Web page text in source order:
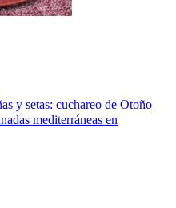
y setas: cuchareo de Otoño
mediterráneas en